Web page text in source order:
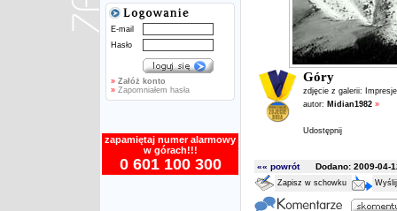
E-mail
Hasło
» Załóż konto
» Zapomniałem hasła
zapamiętaj numer alarmowy
w górach!!!
0 601 100 300
Góry
zdjęcie z galerii:
autor: Midian1982 »
Udostępnij
«« powrótDodano: 2009-04-
Zapisz w schowku